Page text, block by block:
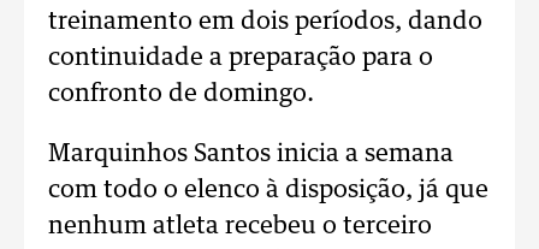
treinamento em dois períodos, dando
continuidade a preparação para o
confronto de domingo.
Marquinhos Santos inicia a semana
com todo o elenco à disposição, já que
nenhum atleta recebeu o terceiro